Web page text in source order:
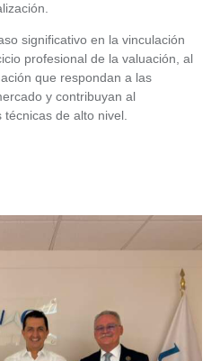
significativo en la vinculación
profesional de la valuación, al
que respondan a las
y contribuyan al
de alto nivel.